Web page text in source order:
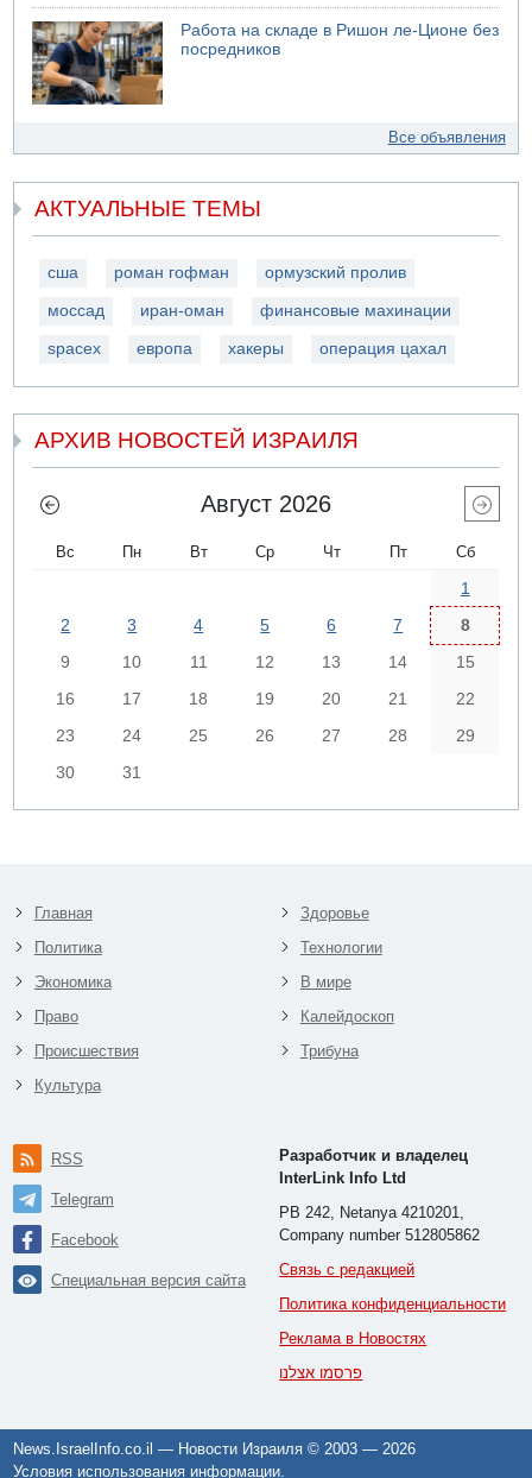
Работа на складе в Ришон ле-Ционе без
посредников
Все объявления
АКТУАЛЬНЫЕ ТЕМЫ
сша роман гофман ормузский пролив
моссад иран-оман финансовые махинации
spacex европа хакеры операция цахал
АРХИВ НОВОСТЕЙ ИЗРАИЛЯ
Август 2026
Вс Пн Вт Ср Чт Пт Сб
1
2
3 4 5 6 7
8
9
10 11 12 13 14
15
16
17 18 19 20 21
22
23
24 25 26 27 28
29
30
31
Главная
Политика
Экономика
Право
Происшествия
Культура
Здоровье
Технологии
В мире
Калейдоскоп
Трибуна
RSS
Telegram
Facebook
Специальная версия сайта
Разработчик и владелец
InterLink Info Ltd
PB 242, Netanya 4210201,
Company number 512805862
Связь с редакцией
Политика конфиденциальности
Реклама в Новостях
פרסמו אצלנו
News.IsraelInfo.co.il — Новости Израиля © 2003 —2026
Условия использования информации.